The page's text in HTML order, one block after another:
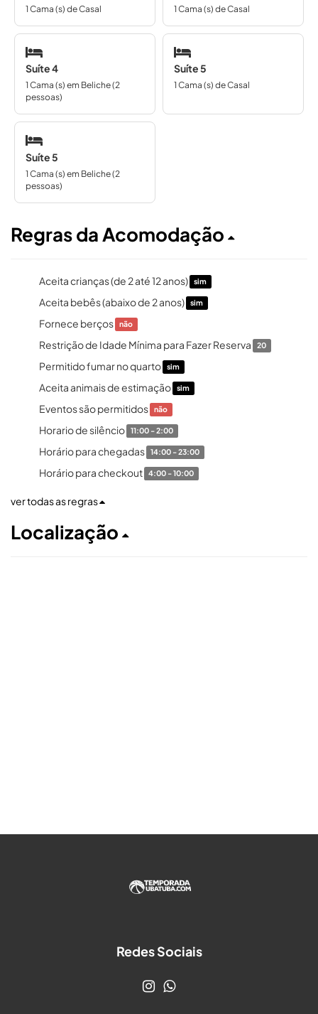
1 Cama (s) de Casal 1 Cama (s) de Casal
Suíte 4
1 Cama (s) em Beliche (2
pessoas)
Suíte 5
1 Cama (s) de Casal
Suíte 5
1 Cama (s) em Beliche (2
pessoas)
Regras da Acomodação
Aceita crianças (de 2 até 12 anos) sim
Aceita bebês (abaixo de 2 anos) sim
Fornece berços não
Restrição de Idade Mínima para Fazer Reserva 20
Permitido fumar no quarto sim
Aceita animais de estimação sim
Eventos são permitidos não
Horario de silêncio 11:00 - 2:00
Horário para chegadas 14:00 - 23:00
Horário para checkout 4:00 - 10:00
ver todas as regras
Localização
Redes Sociais